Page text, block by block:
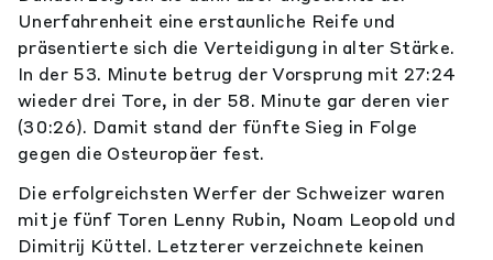
Unerfahrenheit eine erstaunliche Reife und
präsentierte sich die Verteidigung in alter Stärke.
In der 53. Minute betrug der Vorsprung mit 27:24
wieder drei Tore, in der 58. Minute gar deren vier
(30:26). Damit stand der fünfte Sieg in Folge
gegen die Osteuropäer fest.
Die erfolgreichsten Werfer der Schweizer waren
mit je fünf Toren Lenny Rubin, Noam Leopold und
Dimitrij Küttel. Letzterer verzeichnete keinen